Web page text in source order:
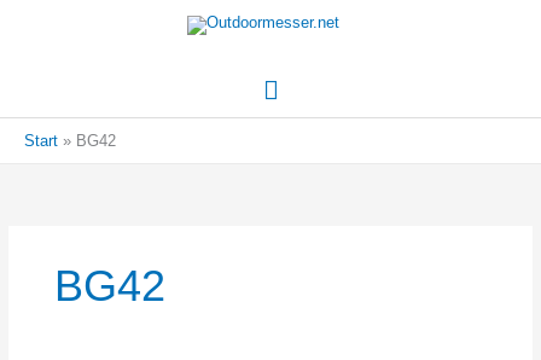
Hauptmenü
Start BG42
BG42